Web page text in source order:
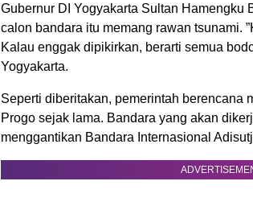
Gubernur DI Yogyakarta Sultan Hamengku
calon bandara itu memang rawan tsunami.
Kalau enggak dipikirkan, berarti semua
Yogyakarta.
Seperti diberitakan, pemerintah berencana
Progo sejak lama. Bandara yang akan
menggantikan Bandara Internasional